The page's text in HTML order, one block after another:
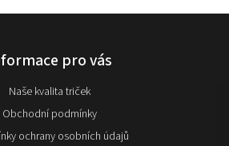
pro vás
Naše kvalita triček
Obchodní podmínky
ochrany osobních údajů